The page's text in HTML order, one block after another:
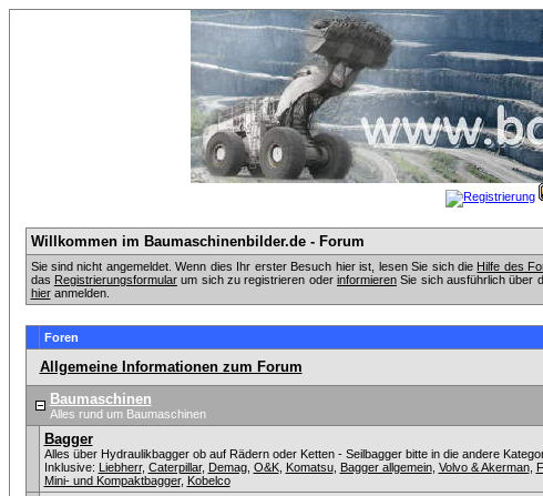
Willkommen im Baumaschinenbilder.de - Forum
Sie sind nicht angemeldet. Wenn dies Ihr erster Besuch hier ist, lesen Sie sich die Hilfe des
das Registrierungsformularum sich zu registrieren oder informierenSie sich ausführlich über
hieranmelden.
Foren
Allgemeine Informationen zum Forum
Baumaschinen
Alles rund um Baumaschinen
Bagger
Alles über Hydraulikbagger ob auf Rädern oder Ketten - Seilbagger bitte in die andere
Inklusive: Liebherr, Caterpillar, Demag, O&K, Komatsu, Bagger allgemein, Volvo & Akerman,
Mini- und Kompaktbagger, Kobelco